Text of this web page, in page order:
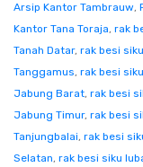
Arsip Kantor Tambrauw,
Kantor Tana Toraja, rak
Tanah Datar, rak besi
Tanggamus, rak besi
Jabung Barat, rak besi
Jabung Timur, rak besi
Tanjungbalai, rak besi
Selatan, rak besi siku